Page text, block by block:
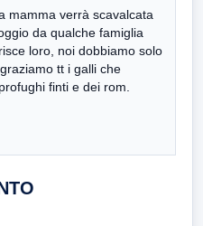
mamma verrà scavalcata
da qualche famiglia
loro, noi dobbiamo solo
tt i galli che
finti e dei rom.